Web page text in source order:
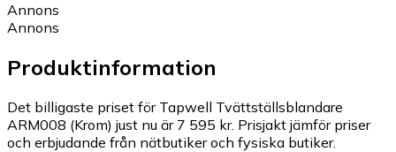
Annons
Annons
Produktinformation
Det billigaste priset för Tapwell Tvättställsblandare
ARM008 (Krom) just nu är 7 595 kr. Prisjakt jämför priser
och erbjudande från nätbutiker och fysiska butiker.